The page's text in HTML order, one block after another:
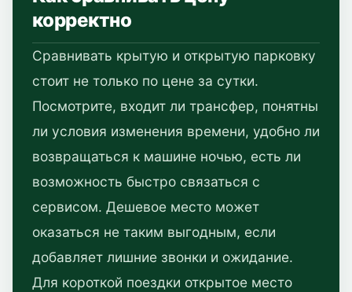
корректно
Сравнивать крытую и открытую парковку
стоит не только по цене за сутки.
Посмотрите, входит ли трансфер, понятны
ли условия изменения времени, удобно ли
возвращаться к машине ночью, есть ли
возможность быстро связаться с
сервисом. Дешевое место может
оказаться не таким выгодным, если
добавляет лишние звонки и ожидание.
Для короткой поездки открытое место